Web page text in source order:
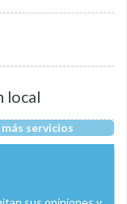
local
más servicios